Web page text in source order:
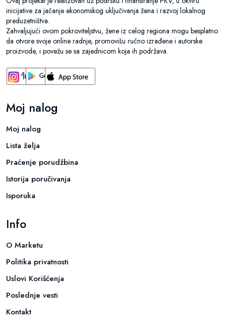
inicijative za jačanje ekonomskog uključivanja žena i razvoj lokalnog
preduzetništva.
Zahvaljujući ovom pokroviteljstvu, žene iz celog regiona mogu besplatno
da otvore svoje online radnje, promovišu ručno izrađene i autorske
proizvode, i povežu se sa zajednicom koja ih podržava.
Moj nalog
Moj nalog
Lista želja
Praćenje porudžbina
Istorija poručivanja
Isporuka
Info
O Marketu
Politika privatnosti
Uslovi Korišćenja
Poslednje vesti
Kontakt